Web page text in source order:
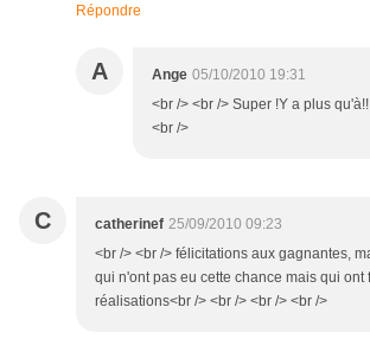
Répondre
A Ange 05/10/2010 19:31
<br /> <br /> Super !Y a plus
<br />
C catherinef 25/09/2010 09:23
<br /> <br /> félicitations aux gagnantes,
qui n'ont pas eu cette chance mais qui ont
réalisations<br /> <br /> <br /> <br />